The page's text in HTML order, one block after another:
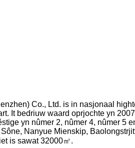
Co., Ltd. is in nasjonaal
It bedriuw waard oprjochte yn
yn nûmer 2, nûmer 4, nûmer 5
Nanyue Mienskip,
is sawat 32000㎡.